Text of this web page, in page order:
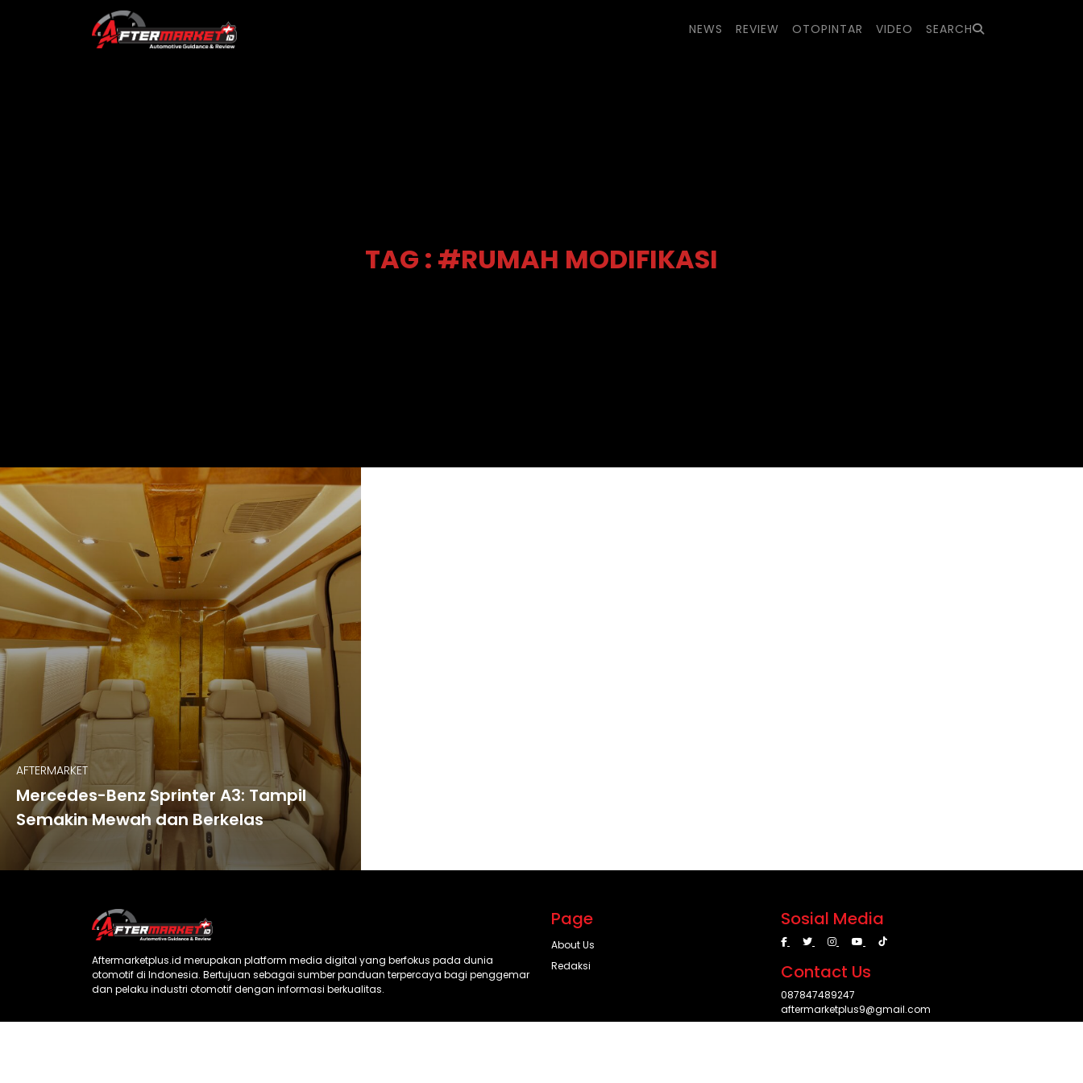
NEWS REVIEW OTOPINTAR VIDEO SEARCH
TAG : #RUMAH MODIFIKASI
AFTERMARKET
Mercedes-Benz Sprinter A3: Tampil
Semakin Mewah dan Berkelas
Aftermarketplus.id merupakan platform media digital yang berfokus pada dunia
otomotif di Indonesia. Bertujuan sebagai sumber panduan terpercaya bagi penggemar
dan pelaku industri otomotif dengan informasi berkualitas.
Page
About Us
Redaksi
Sosial Media
Contact Us
087847489247
aftermarketplus9@gmail.com